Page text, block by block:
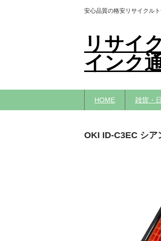
安心品質の格安リサイクル
リサイ
インク
HOME 雑貨・
OKI ID-C3EC シア